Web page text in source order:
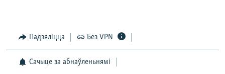
Падзяліцца Без VPN
Сачыце за абнаўленьнямі